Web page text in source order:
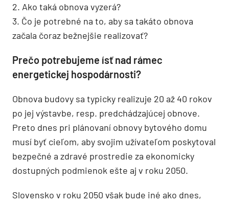
2. Ako taká obnova vyzerá?
3. Čo je potrebné na to, aby sa takáto obnova
začala čoraz bežnejšie realizovať?
Prečo potrebujeme ísť nad rámec
energetickej hospodárnosti?
Obnova budovy sa typicky realizuje 20 až 40 rokov
po jej výstavbe, resp. predchádzajúcej obnove.
Preto dnes pri plánovaní obnovy bytového domu
musí byť cieľom, aby svojim užívateľom poskytoval
bezpečné a zdravé prostredie za ekonomicky
dostupných podmienok ešte aj v roku 2050.
Slovensko v roku 2050 však bude iné ako dnes,